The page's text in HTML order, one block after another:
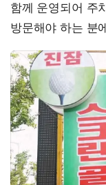
함께 운영되어 주
방문해야 하는 분